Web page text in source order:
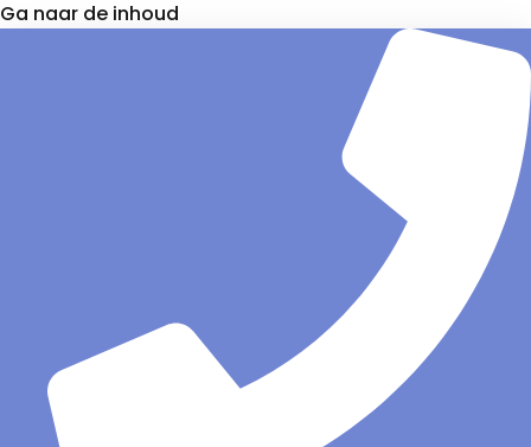
Ga naar de inhoud